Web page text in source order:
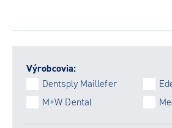
Výrobcovia:
Dentsply Maillefer
M+W Dental